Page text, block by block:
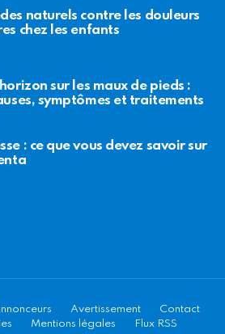
naturels contre les douleurs
chez les enfants
sur les maux de pieds :
symptômes et traitements
: ce que vous devez savoir sur
Avertissement
Contact
Mentions légales Flux RSS